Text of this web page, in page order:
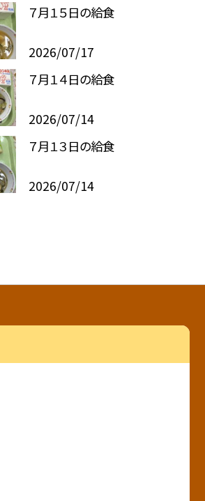
７月１５日の給食
2026/07/17
７月１４日の給食
2026/07/14
７月１３日の給食
2026/07/14